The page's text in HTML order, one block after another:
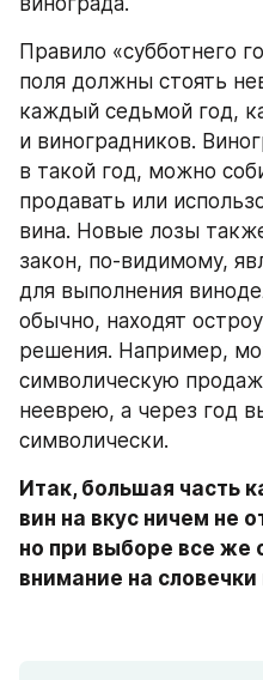
Правило «субботнего
поля должны стоять
каждый седьмой год,
и виноградников.
в такой год, можно
продавать или
вина. Новые лозы
закон, по-видимому,
для выполнения
обычно, находят
решения. Например,
символическую
нееврею, а через год
символически.
Итак, большая часть
вин на вкус ничем не
но при выборе все
внимание на словечки